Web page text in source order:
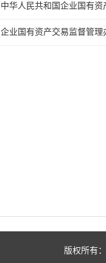
中华人民共和国企业国有资
企业国有资产交易监督管理
版权所有